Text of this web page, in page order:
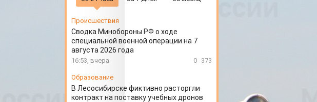
Происшествия
Сводка Минобороны РФ о ходе
специальной военной операции на 7
августа 2026 года
16:53, вчера 0 373
Образование
В Лесосибирске фиктивно расторгли
контракт на поставку учебных дронов